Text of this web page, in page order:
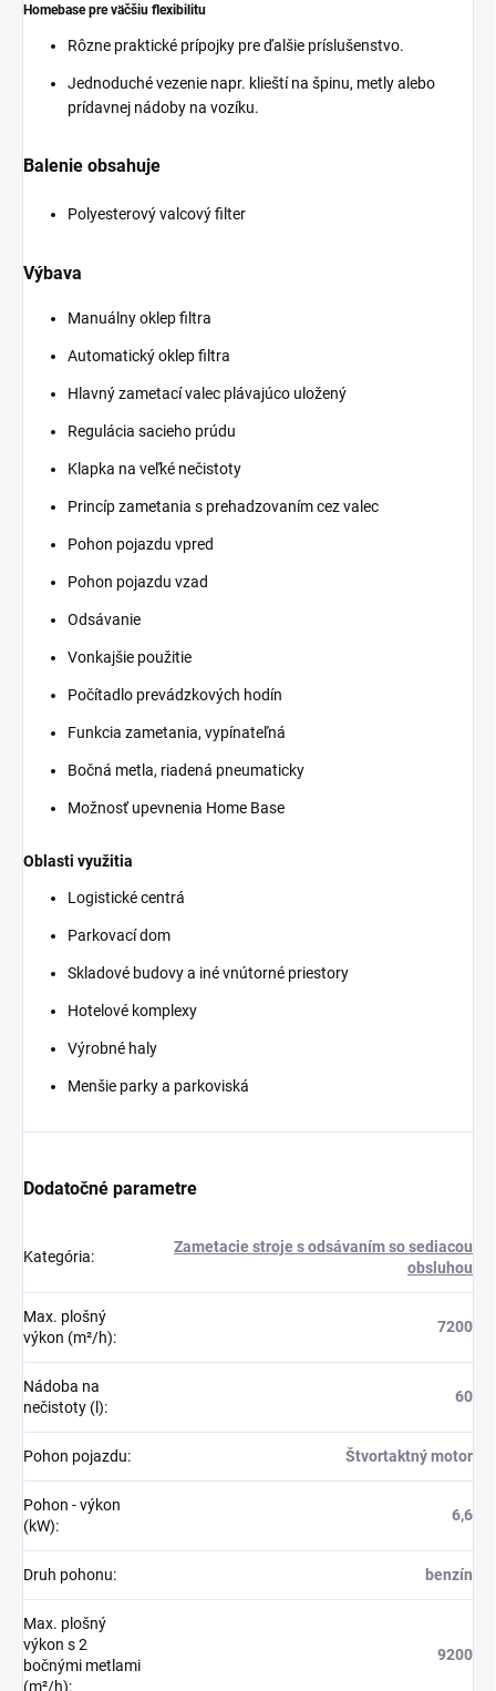
Homebase pre väčšiu flexibilitu
Rôzne praktické prípojky pre ďalšie príslušenstvo.
Jednoduché vezenie napr. klieští na špinu, metly alebo
prídavnej nádoby na vozíku.
Balenie obsahuje
Polyesterový valcový filter
Výbava
Manuálny oklep filtra
Automatický oklep filtra
Hlavný zametací valec plávajúco uložený
Regulácia sacieho prúdu
Klapka na veľké nečistoty
Princíp zametania s prehadzovaním cez valec
Pohon pojazdu vpred
Pohon pojazdu vzad
Odsávanie
Vonkajšie použitie
Počítadlo prevádzkových hodín
Funkcia zametania, vypínateľná
Bočná metla, riadená pneumaticky
Možnosť upevnenia Home Base
Oblasti využitia
Logistické centrá
Parkovací dom
Skladové budovy a iné vnútorné priestory
Hotelové komplexy
Výrobné haly
Menšie parky a parkoviská
Dodatočné parametre
Kategória:
Zametacie stroje s odsávaním so sediacou
obsluhou
Max. plošný
výkon (m²/h):
7200
Nádoba na
nečistoty (l):
60
Pohon pojazdu: Štvortaktný motor
Pohon - výkon
(kW):
6,6
Druh pohonu: benzín
Max. plošný
výkon s 2
bočnými metlami
(m²/h):
9200